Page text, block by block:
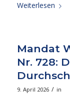
Weiterlesen
Mandat
Nr. 728:
9. April 2026 / in